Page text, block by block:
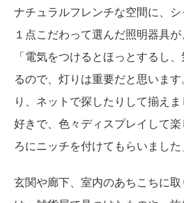
ナチュラルフレンチな空間に、
１点こだわって選んだ照明器具が
「電気をつけるとほっとするし
るので、灯りは重要だと思いま
り、ネットで探したりして揃え
好きで、色々ディスプレイして楽
ろにニッチを付けてもらいました
玄関や廊下、室内のあちこちに